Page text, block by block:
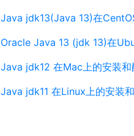
Java jdk13(Java 13)在
Oracle Java 13 (jdk 13)在
Java jdk12 在Mac上的安装
Java jdk11 在Linux上的安装